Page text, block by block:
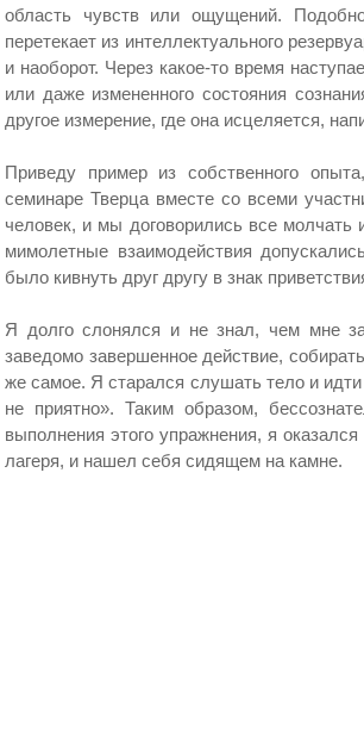
область чувств или ощущений.
перетекает из интеллектуального
и наоборот. Через какое-то время
или даже измененного состояния
другое измерение, где она исцеляется,
Приведу пример из собственного
семинаре Тверца вместе со всеми
человек, и мы договорились все молчать
мимолетные взаимодействия
было кивнуть друг другу в знак
Я долго слонялся и не знал, чем мне
заведомо завершенное действие,
же самое. Я старался слушать тело и
не приятно». Таким образом,
выполнения этого упражнения, я
лагеря, и нашел себя сидящем на камне.